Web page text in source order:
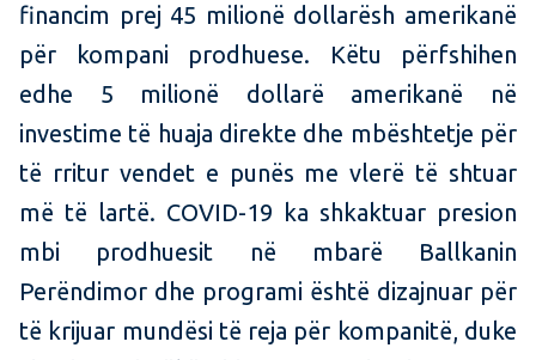
financim prej 45 milionë dollarësh amerikanë
për kompani prodhuese. Këtu përfshihen
edhe 5 milionë dollarë amerikanë në
investime të huaja direkte dhe mbështetje për
të rritur vendet e punës me vlerë të shtuar
më të lartë. COVID-19 ka shkaktuar presion
mbi prodhuesit në mbarë Ballkanin
Perëndimor dhe programi është dizajnuar për
të krijuar mundësi të reja për kompanitë, duke